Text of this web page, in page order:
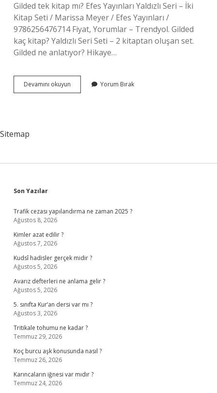
Gilded tek kitap mı? Efes Yayınları Yaldızlı Seri – İki
Kitap Seti / Marissa Meyer / Efes Yayınları /
9786256476714 Fiyat, Yorumlar – Trendyol. Gilded
kaç kitap? Yaldızlı Seri Seti – 2 kitaptan oluşan set.
Gilded ne anlatıyor? Hikaye…
Devamını okuyun
2
Yorum Bırak
Sitemap
Sidebar
Son Yazılar
Trafik cezası yapılandırma ne zaman 2025 ?
Ağustos 8, 2026
Kimler azat edilir ?
Ağustos 7, 2026
Kudsî hadisler gerçek midir ?
Ağustos 5, 2026
Avarız defterleri ne anlama gelir ?
Ağustos 5, 2026
5. sınıfta Kur’an dersi var mı ?
Ağustos 3, 2026
Tritikale tohumu ne kadar ?
Temmuz 29, 2026
Koç burcu aşk konusunda nasıl ?
Temmuz 26, 2026
Karıncaların iğnesi var mıdır ?
Temmuz 24, 2026